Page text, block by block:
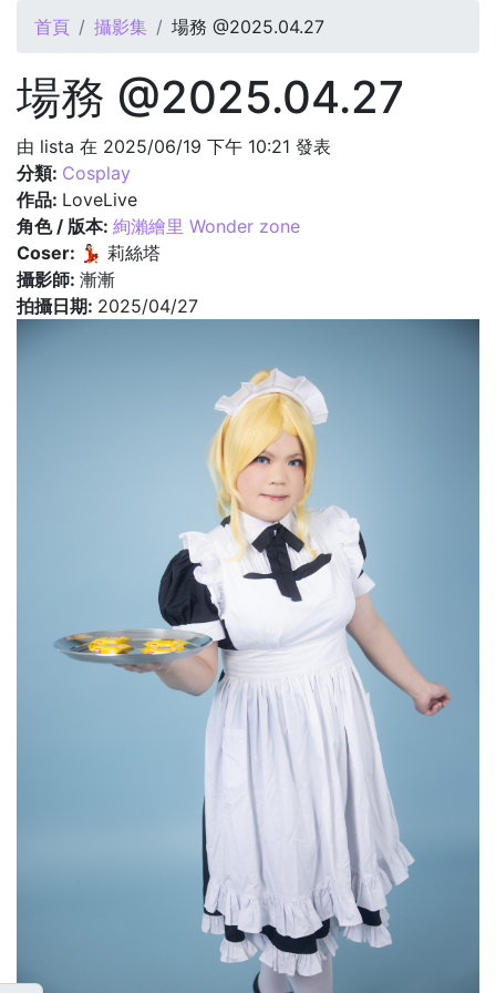
您在這裡
首頁 攝影集 場務 @2025.04.27
場務 @2025.04.27
由 lista 在 2025/06/19 下午 10:21 發表
分類: Cosplay
作品: LoveLive
角色 / 版本: 絢瀨繪里 Wonder zone
Coser: 💃🏻 莉絲塔
攝影師: 漸漸
拍攝日期: 2025/04/27